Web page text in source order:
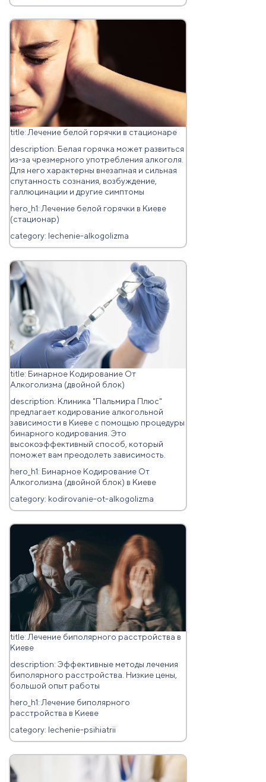
title: Лечение белой горячки в стационаре
description: Белая горячка может развиться
из-за чрезмерного употребления алкоголя.
Для него характерны внезапная и сильная
спутанность сознания, возбуждение,
галлюцинации и другие симптомы
hero_h1: Лечение белой горячки в Киеве
(стационар)
category: lechenie-alkogolizma
title: Бинарное Кодирование От
Алкоголизма (двойной блок)
description: Клиника "Пальмира Плюс"
предлагает кодирование алкогольной
зависимости в Киеве с помощью процедуры
бинарного кодирования. Это
высокоэффективный способ, который
поможет вам преодолеть зависимость.
hero_h1: Бинарное Кодирование От
Алкоголизма (двойной блок) в Киеве
category: kodirovanie-ot-alkogolizma
title: Лечение биполярного расстройства в
Киеве
description: Эффективные методы лечения
биполярного расстройства. Низкие цены,
большой опыт работы
hero_h1: Лечение биполярного
расстройства в Киеве
category: lechenie-psihiatrii